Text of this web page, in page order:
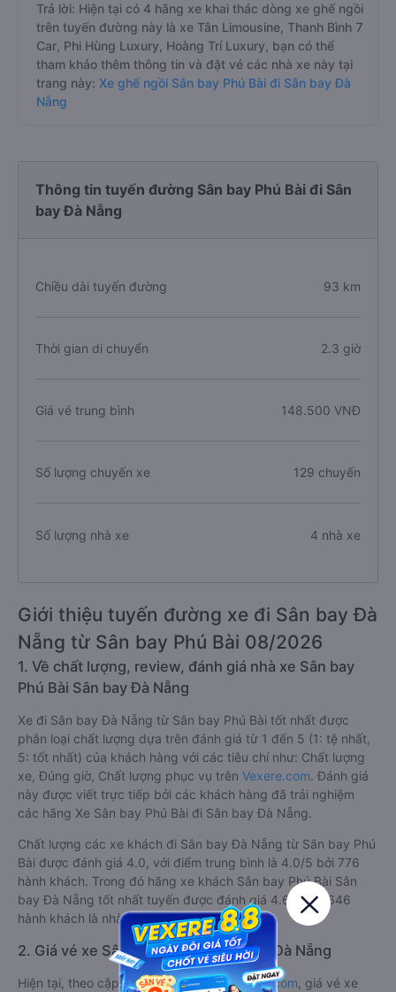
Trả lời: Hiện tại có 4 hãng xe khai thác dòng xe ghế ngồi
trên tuyến đường này là xe Tân Limousine, Thanh Bình 7
Car, Phi Hùng Luxury, Hoàng Trí Luxury, bạn có thể
tham khảo thêm thông tin và đặt vé các nhà xe này tại
trang này: Xe ghế ngồi Sân bay Phú Bài đi Sân bay Đà
Nẵng
Thông tin tuyến đường Sân bay Phú Bài đi Sân
bay Đà Nẵng
Chiều dài tuyến đường 93 km
Thời gian di chuyển 2.3 giờ
Giá vé trung bình 148.500 VNĐ
Số lượng chuyến xe 129 chuyến
Số lượng nhà xe 4 nhà xe
Giới thiệu tuyến đường xe đi Sân bay Đà
Nẵng từ Sân bay Phú Bài 08/2026
1. Về chất lượng, review, đánh giá nhà xe Sân bay
Phú Bài Sân bay Đà Nẵng
Xe đi Sân bay Đà Nẵng từ Sân bay Phú Bài tốt nhất được
phân loại chất lượng dựa trên đánh giá từ 1 đến 5 (1: tệ nhất,
5: tốt nhất) của khách hàng với các tiêu chí như: Chất lượng
xe, Đúng giờ, Chất lượng phục vụ trên Vexere.com. Đánh giá
này được viết trực tiếp bởi các khách hàng đã trải nghiệm
các hãng Xe Sân bay Phú Bài đi Sân bay Đà Nẵng.
Chất lượng các xe khách đi Sân bay Đà Nẵng từ Sân bay Phú
Bài được đánh giá 4.0, với điểm trung bình là 4.0/5 bởi 776
hành khách. Trong đó hãng xe khách Sân bay Phú Bài Sân
bay Đà Nẵng tốt nhất tuyến được đánh giá 4.6/5 bởi 646
hành khách là nhà xe Tân Limousine.
2. Giá vé xe Sân bay Phú Bài Sân bay Đà Nẵng
Hiện tại, theo cập nhật mới nhất củaVexere.com , giá vé xe